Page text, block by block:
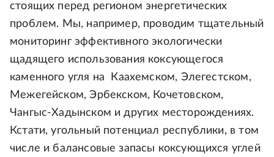
стоящих перед регионом энергетических
проблем. Мы, например, проводим тщательный
мониторинг эффективного экологически
щадящего использования коксующегося
каменного угля на Каахемском, Элегестском,
Межегейском, Эрбекском, Кочетовском,
Чангыс-Хадынском и других месторождениях.
Кстати, угольный потенциал республики, в том
числе и балансовые запасы коксующихся углей